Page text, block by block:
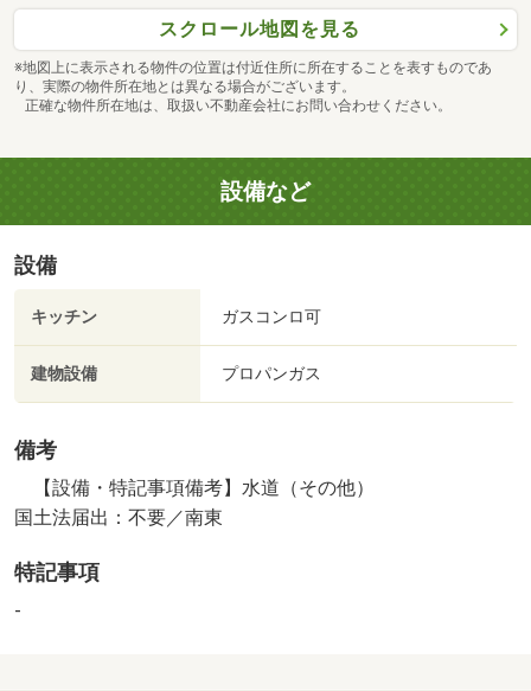
スクロール地図を見る
※地図上に表示される物件の位置は付近住所に所在することを表すものであ
り、実際の物件所在地とは異なる場合がございます。
正確な物件所在地は、取扱い不動産会社にお問い合わせください。
設備など
設備
キッチン ガスコンロ可
建物設備 プロパンガス
備考
【設備・特記事項備考】水道（その他）
国土法届出：不要／南東
特記事項
-